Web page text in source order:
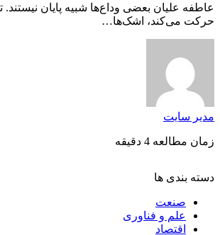
عاطفه علیان بعضی وداع‌ها شبیه پایان
حرکت می‌کند، اشک‌ها…
مدیر سایت
زمان مطالعه 4 دقیقه
دسته بندی ها
صنعت
علم و فناوری
اقتصاد